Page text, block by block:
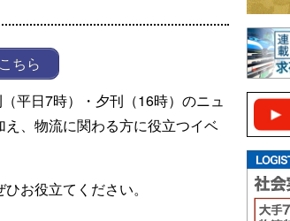
ちら
平日7時）・夕刊（16時）のニュ
、物流に関わる方に役立つイベ
お役立てください。